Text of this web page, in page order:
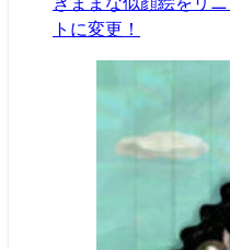
トに変更！